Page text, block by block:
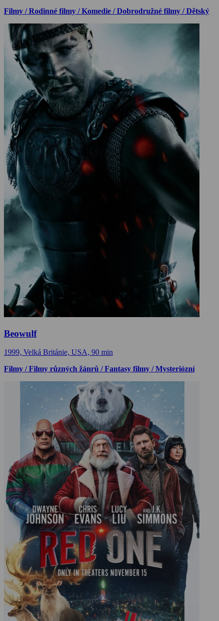
Filmy / Rodinné filmy / Komedie / Dobrodružné filmy / Dětský
Beowulf
1999, Velká Británie, USA, 90 min
Filmy / Filmy různých žánrů / Fantasy filmy / Mysteriózní